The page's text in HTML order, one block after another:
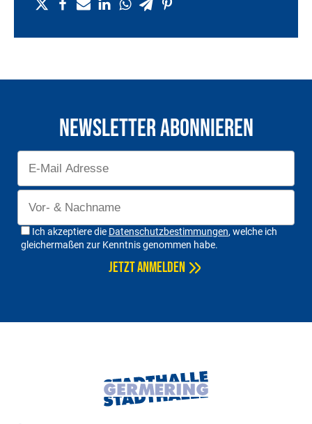
Newsletter Abonnieren
Ich akzeptiere die Datenschutzbestimmungen, welche ich
gleichermaßen zur Kenntnis genommen habe.